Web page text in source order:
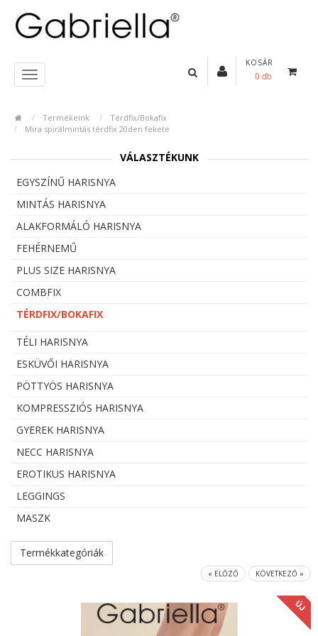
KOSÁR
0 db
Termékeink
Térdfix/Bokafix
Mira spirálmintás térdfix 20den fekete
VÁLASZTÉKUNK
EGYSZÍNŰ HARISNYA
MINTÁS HARISNYA
ALAKFORMÁLÓ HARISNYA
FEHÉRNEMŰ
PLUS SIZE HARISNYA
COMBFIX
TÉRDFIX/BOKAFIX
TÉLI HARISNYA
ESKÜVŐI HARISNYA
PÖTTYÖS HARISNYA
KOMPRESSZIÓS HARISNYA
GYEREK HARISNYA
NECC HARISNYA
EROTIKUS HARISNYA
LEGGINGS
MASZK
Termékkategóriák
« ELŐZŐ KÖVETKEZŐ »
ÚJ